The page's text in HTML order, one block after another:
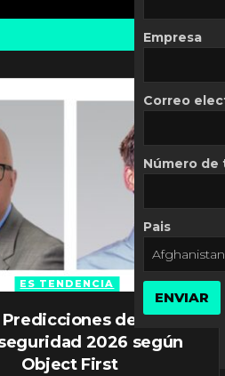
ES TENDENCIA
Predicciones de
2026 según
Object First
Empresa
Correo
Número
Pais
ENVIAR